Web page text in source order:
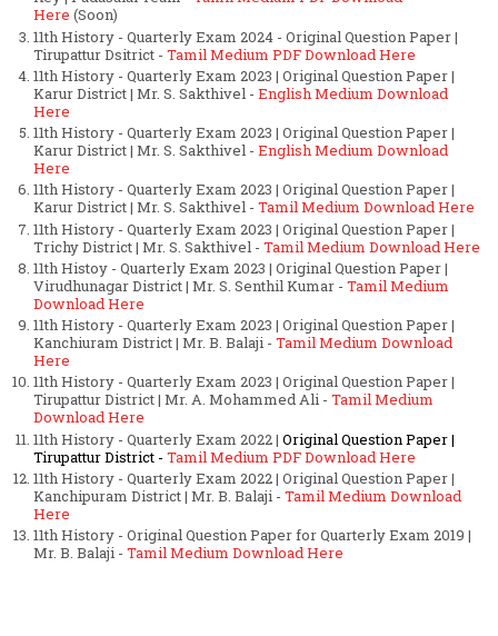
Here (Soon)
11th History - Quarterly Exam 2024 - Original Question Paper |
Tirupattur Dsitrict - Tamil Medium PDF Download Here
11th History - Quarterly Exam 2023 | Original Question Paper |
Karur District | Mr. S. Sakthivel - English Medium Download
Here
11th History - Quarterly Exam 2023 | Original Question Paper |
Karur District | Mr. S. Sakthivel - English Medium Download
Here
11th History - Quarterly Exam 2023 | Original Question Paper |
Karur District | Mr. S. Sakthivel - Tamil Medium Download Here
11th History - Quarterly Exam 2023 | Original Question Paper |
Trichy District | Mr. S. Sakthivel - Tamil Medium Download Here
11th Histoy - Quarterly Exam 2023 | Original Question Paper |
Virudhunagar District | Mr. S. Senthil Kumar - Tamil Medium
Download Here
11th History - Quarterly Exam 2023 | Original Question Paper |
Kanchiuram District | Mr. B. Balaji - Tamil Medium Download
Here
11th History - Quarterly Exam 2023 | Original Question Paper |
Tirupattur District | Mr. A. Mohammed Ali - Tamil Medium
Download Here
11th History - Quarterly Exam 2022 | Original Question Paper |
Tirupattur District - Tamil Medium PDF Download Here
11th History - Quarterly Exam 2022 | Original Question Paper |
Kanchipuram District | Mr. B. Balaji - Tamil Medium Download
Here
11th History - Original Question Paper for Quarterly Exam 2019 |
Mr. B. Balaji - Tamil Medium Download Here